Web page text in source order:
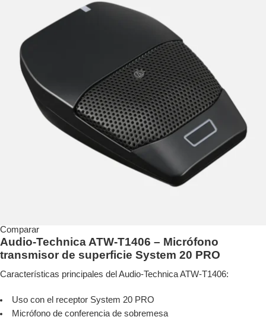
Comparar
Audio-Technica ATW-T1406 – Micrófono
transmisor de superficie System 20 PRO
Características principales del Audio-Technica ATW-T1406:
Uso con el receptor System 20 PRO
Micrófono de conferencia de sobremesa